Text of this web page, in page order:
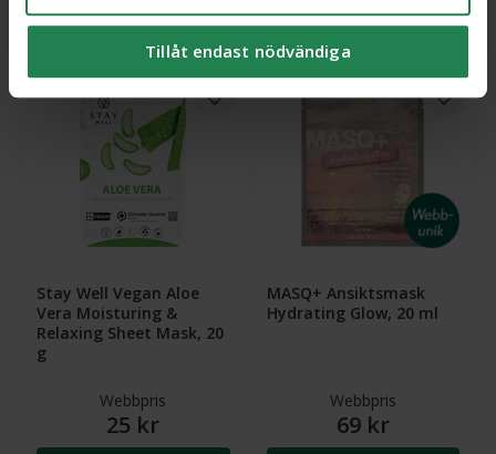
för samma ändamål.
Du kan ändra/dra tillbaka ditt samtycke och läsa mer
om vilka kakor vi använder under ’Anpassa val’. Läs
mer om kakorhär.
Tillåt endast nödvändiga
Köp Köp
Stay Well Vegan Aloe
Vera Moisturing &
Relaxing Sheet Mask, 20
g
Webbpris
25 kr
MASQ+ Ansiktsmask
Hydrating Glow, 20 ml
Webbpris
69 kr